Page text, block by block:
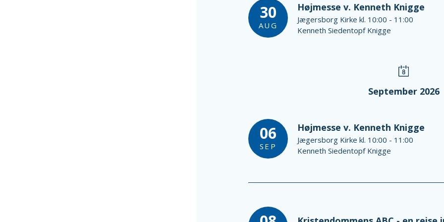
30
AUG
Højmesse v. Kenneth Knigge
Jægersborg Kirke kl. 10:00 - 11:00
Kenneth Siedentopf Knigge
September 2026
06
SEP
Højmesse v. Kenneth Knigge
Jægersborg Kirke kl. 10:00 - 11:00
Kenneth Siedentopf Knigge